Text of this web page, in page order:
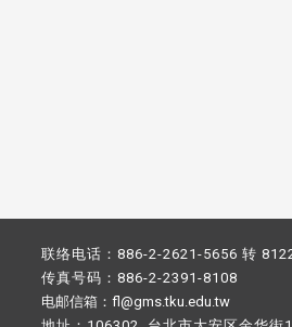
联络电话：886-2-2621-5656 转
传真号码：886-2-2391-8108
电邮信箱：fl@gms.tku.edu.tw